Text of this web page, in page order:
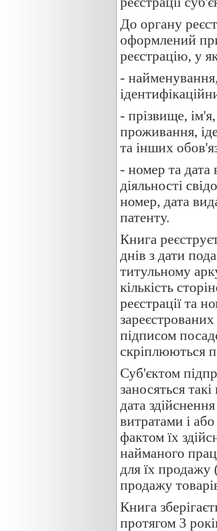
До органу
оформлений
реєстрацію, у
-
- прізвище,
проживання,
та інших
- номер та дата
діяльності
номер, дата
патенту.
Книга
днів з дати
титульному
кількість
реєстрації та
підписом
скріплюються
Суб'єктом
заносяться
дата
витратами і
фактом їх
найманого
для їх продажу
продажу
Книга
протягом 3